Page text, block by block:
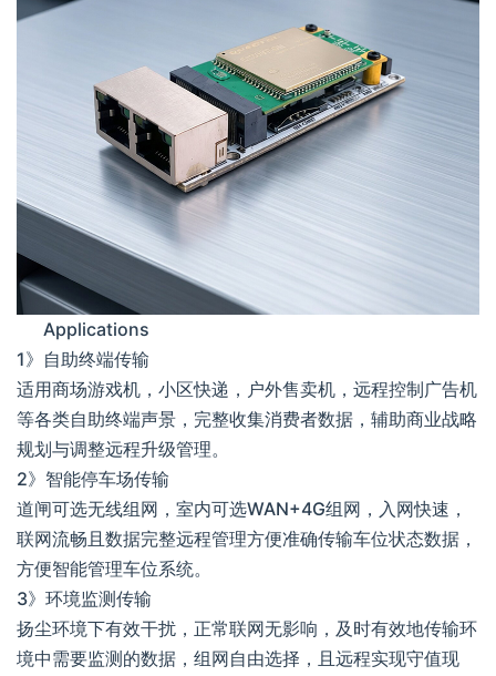
Applications
1》自助终端传输
适用商场游戏机，小区快递，户外售卖机，远程控制广告机
等各类自助终端声景，完整收集消费者数据，辅助商业战略
规划与调整远程升级管理。
2》智能停车场传输
道闸可选无线组网，室内可选WAN+4G组网，入网快速，
联网流畅且数据完整远程管理方便准确传输车位状态数据，
方便智能管理车位系统。
3》环境监测传输
扬尘环境下有效干扰，正常联网无影响，及时有效地传输环
境中需要监测的数据，组网自由选择，且远程实现守值现